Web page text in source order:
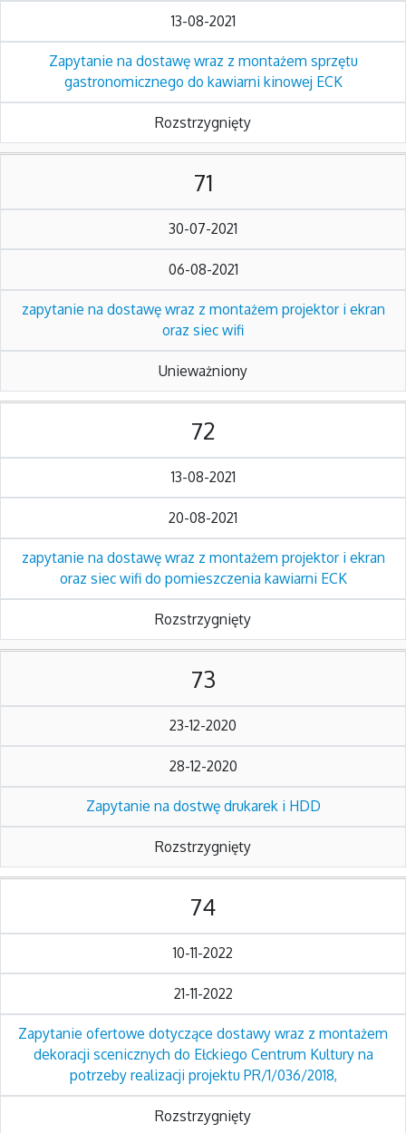
13-08-2021
Zapytanie na dostawę wraz z montażem sprzętu
gastronomicznego do kawiarni kinowej ECK
Rozstrzygnięty
71
30-07-2021
06-08-2021
zapytanie na dostawę wraz z montażem projektor i ekran
oraz siec wifi
Unieważniony
72
13-08-2021
20-08-2021
zapytanie na dostawę wraz z montażem projektor i ekran
oraz siec wifi do pomieszczenia kawiarni ECK
Rozstrzygnięty
73
23-12-2020
28-12-2020
Zapytanie na dostwę drukarek i HDD
Rozstrzygnięty
74
10-11-2022
21-11-2022
Zapytanie ofertowe dotyczące dostawy wraz z montażem
dekoracji scenicznych do Ełckiego Centrum Kultury na
potrzeby realizacji projektu PR/1/036/2018,
Rozstrzygnięty